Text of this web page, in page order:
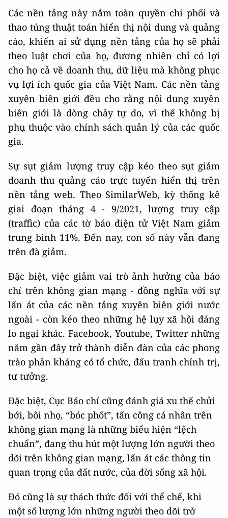
Các nền tảng này nắm toàn quyền chi phối và
thao túng thuật toán hiển thị nội dung và quảng
cáo, khiến ai sử dụng nền tảng của họ sẽ phải
theo luật chơi của họ, đương nhiên chỉ có lợi
cho họ cả về doanh thu, dữ liệu mà không phục
vụ lợi ích quốc gia của Việt Nam. Các nền tảng
xuyên biên giới đều cho rằng nội dung xuyên
biên giới là dòng chảy tự do, vì thế không bị
phụ thuộc vào chính sách quản lý của các quốc
gia.
Sự sụt giảm lượng truy cập kéo theo sụt giảm
doanh thu quảng cáo trực tuyến hiển thị trên
nền tảng web. Theo SimilarWeb, kỳ thống kê
giai đoạn tháng 4 - 9/2021, lượng truy cập
(traffic) của các tờ báo điện tử Việt Nam giảm
trung bình 11%. Đến nay, con số này vẫn đang
trên đà giảm.
Đặc biệt, việc giảm vai trò ảnh hưởng của báo
chí trên không gian mạng - đồng nghĩa với sự
lấn át của các nền tảng xuyên biên giới nước
ngoài - còn kéo theo những hệ lụy xã hội đáng
lo ngại khác. Facebook, Youtube, Twitter những
năm gần đây trở thành diễn đàn của các phong
trào phản kháng có tổ chức, đấu tranh chính trị,
tư tưởng.
Đặc biệt, Cục Báo chí cũng đánh giá xu thế chửi
bới, bôi nhọ, “bóc phốt”, tấn công cá nhân trên
không gian mạng là những biểu hiện “lệch
chuẩn”, đang thu hút một lượng lớn người theo
dõi trên không gian mạng, lấn át các thông tin
quan trọng của đất nước, của đời sống xã hội.
Đó cũng là sự thách thức đối với thể chế, khi
một số lượng lớn những người theo dõi trở